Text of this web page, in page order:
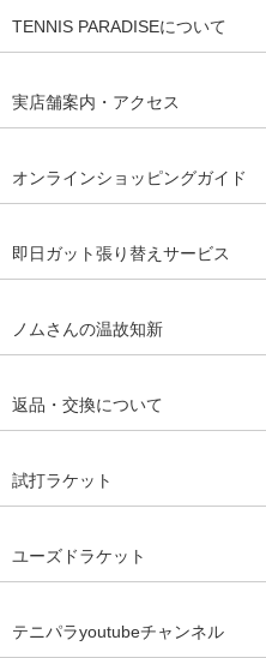
TENNIS PARADISEについて
実店舗案内・アクセス
オンラインショッピングガイド
即日ガット張り替えサービス
ノムさんの温故知新
返品・交換について
試打ラケット
ユーズドラケット
テニパラyoutubeチャンネル